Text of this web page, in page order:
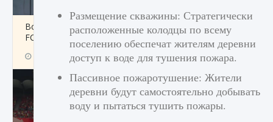
Все новые функции в режиме карьеры EA
FC 25
9 августа 2024 2 096 0 2
Размещение скважины: Стратегически
расположенные колодцы по всему
поселению обеспечат жителям деревни
доступ к воде для тушения пожара.
Пассивное пожаротушение: Жители
деревни будут самостоятельно добывать
воду и пытаться тушить пожары.